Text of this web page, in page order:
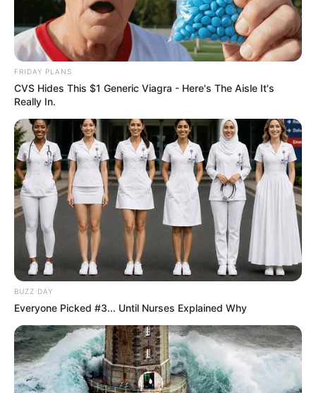
FRIDAY PLANS
CVS Hides This $1 Generic Viagra - Here's The Aisle It's
Really In.
BUZZ DAY
Everyone Picked #3... Until Nurses Explained Why